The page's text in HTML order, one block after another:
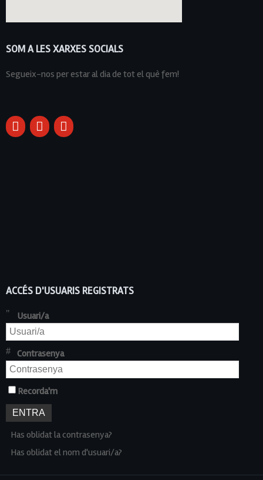
SOM A LES XARXES SOCIALS
Segueix-nos per estar al dia de tot el què fem!
ACCÉS D'USUARIS REGISTRATS
Usuari/a
Contrasenya
Recorda'm
Has oblidat la contrasenya?
Has oblidat el nom d'usuari/a?